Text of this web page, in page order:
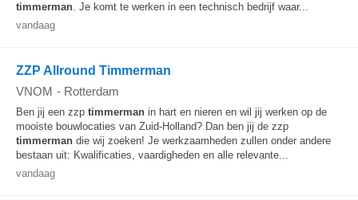
timmerman. Je komt te werken in een technisch bedrijf waar...
vandaag
ZZP Allround Timmerman
VNOM - Rotterdam
Ben jij een zzp timmerman in hart en nieren en wil jij werken op de
mooiste bouwlocaties van Zuid-Holland? Dan ben jij de zzp
timmerman die wij zoeken! Je werkzaamheden zullen onder andere
bestaan uit: Kwalificaties, vaardigheden en alle relevante...
vandaag